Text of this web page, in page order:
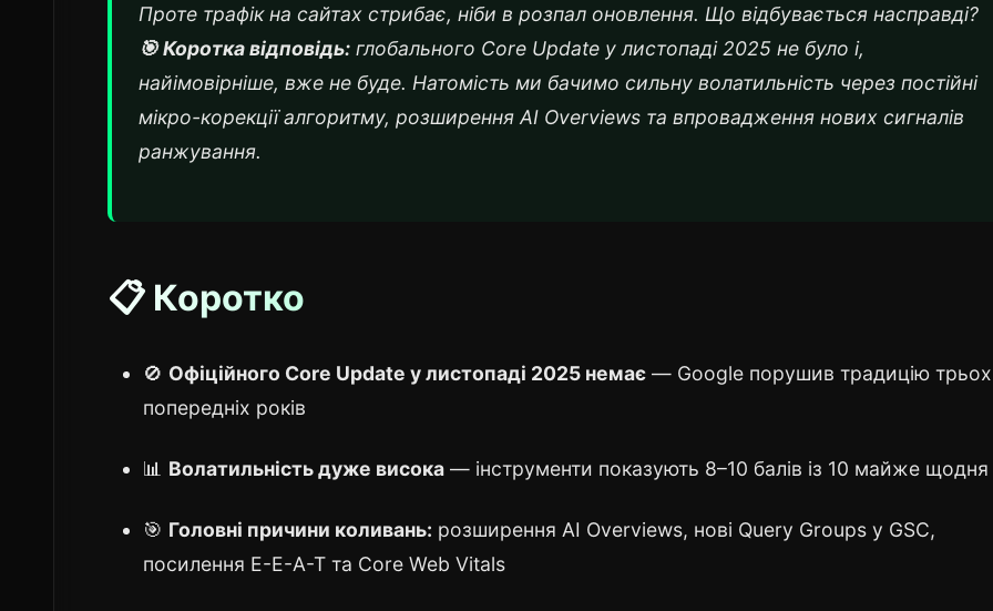
Проте трафік на сайтах стрибає, ніби в розпал оновлення. Що відбувається насправді?
🎯 Коротка відповідь: глобального Core Update у листопаді 2025 не було і,
найімовірніше, вже не буде. Натомість ми бачимо сильну волатильність через постійні
мікро-корекції алгоритму, розширення AI Overviews та впровадження нових сигналів
ранжування.
📋 Коротко
🚫 Офіційного Core Update у листопаді 2025 немає — Google порушив традицію трьох
попередніх років
📊 Волатильність дуже висока — інструменти показують 8–10 балів із 10 майже щодня
🎯 Головні причини коливань: розширення AI Overviews, нові Query Groups у GSC,
посилення E-E-A-T та Core Web Vitals